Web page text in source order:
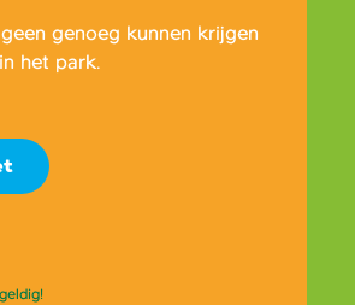
genoeg kunnen krijgen
het park.